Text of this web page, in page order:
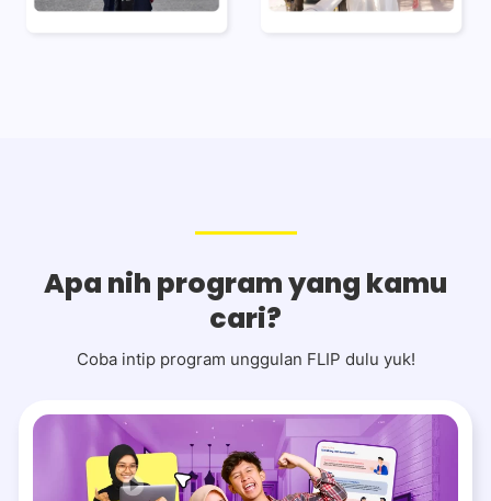
Apa nih program yang kamu
cari?
Coba intip program unggulan FLIP dulu yuk!